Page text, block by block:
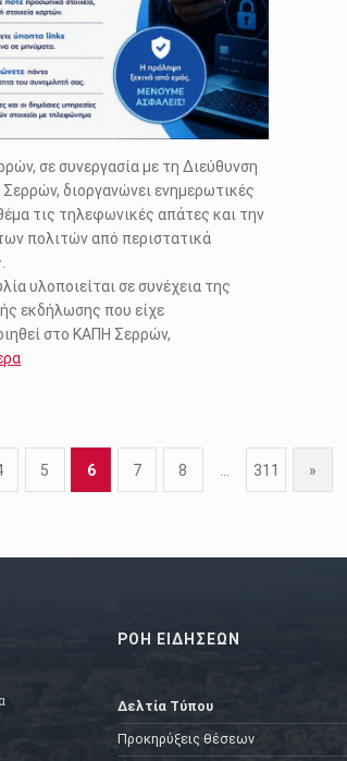
σε συνεργασία με τη Διεύθυνση
διοργανώνει ενημερωτικές
τις τηλεφωνικές απάτες και την
πολιτών από περιστατικά
υλοποιείται σε συνέχεια της
εκδήλωσης που είχε
στο ΚΑΠΗ Σερρών,
5 6 7 8 311 Next page
»
ΡΟΗ ΕΙΔΗΣΕΩΝ
Δελτία Τύπου
Προκηρύξεις θέσεων